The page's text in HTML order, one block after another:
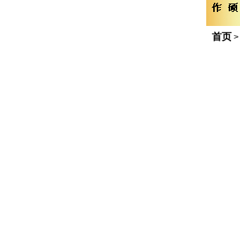
首页 >